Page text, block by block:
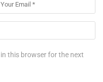
this browser for the next